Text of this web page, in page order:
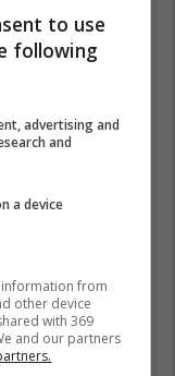
1
to use
following
advertising and
and
a device
from
other device
with 369
and our partners